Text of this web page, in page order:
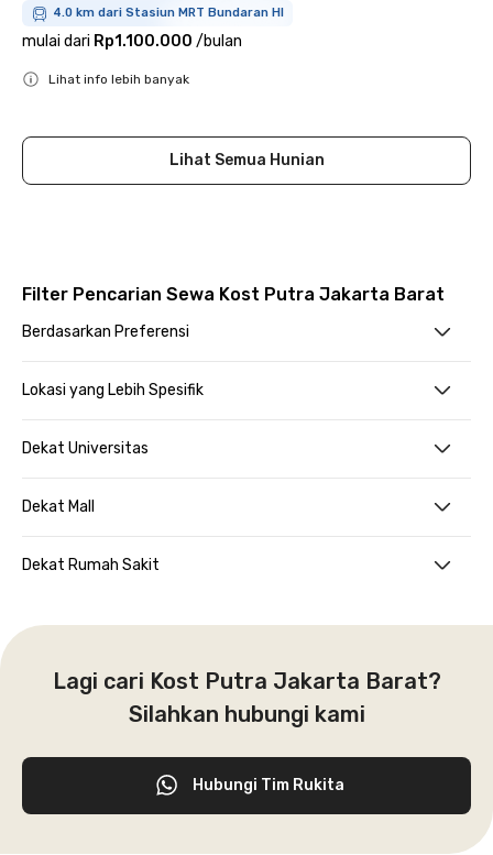
4.0 km dari Stasiun MRT Bundaran HI
mulai dari Rp1.100.000 /bulan
Lihat info lebih banyak
Lihat Semua Hunian
Filter Pencarian Sewa Kost Putra Jakarta Barat
Berdasarkan Preferensi
Lokasi yang Lebih Spesifik
Dekat Universitas
Dekat Mall
Dekat Rumah Sakit
Lagi cari Kost Putra Jakarta Barat?
Silahkan hubungi kami
Hubungi Tim Rukita